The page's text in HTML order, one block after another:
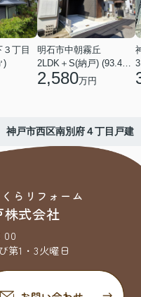
丁目
)
明石市中朝霧丘
2,580万円
神戸市西区南別府４丁目戸建
らリフォーム
式会社
00
第1・3火曜日